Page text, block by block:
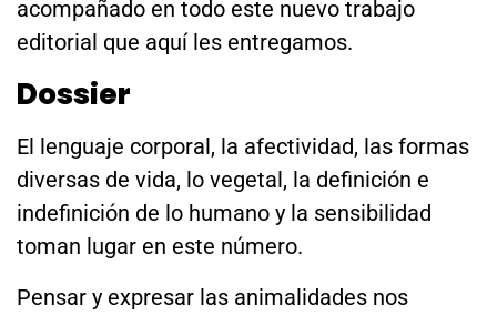
acompañado en todo este nuevo trabajo
editorial que aquí les entregamos.
Dossier
El lenguaje corporal, la afectividad, las formas
diversas de vida, lo vegetal, la definición e
indefinición de lo humano y la sensibilidad
toman lugar en este número.
Pensar y expresar las animalidades nos